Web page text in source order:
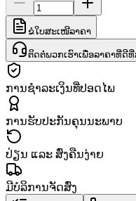
ຂໍໃບສະເໜີລາຄາ
ຕິດຕໍ່ພວກເຮົາເພື່ອລາຄາທີ່ດີ
ການຊຳລະເງິນທີ່ປອດໄພ
ການຮັບປະກັນຄຸນນະພາບ
ປ່ຽນ ແລະ ສົ່ງຄືນງ່າຍ
ມີບໍລິການຈັດສົ່ງ